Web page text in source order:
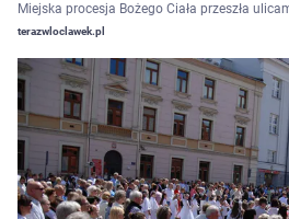
Miejska procesja Bożego Ciała przeszła
terazwloclawek.pl